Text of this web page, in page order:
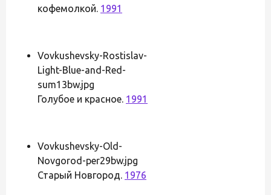
кофемолкой. 1991
Vovkushevsky-Rostislav-
Light-Blue-and-Red-
sum13bw.jpg
Голубое и красное. 1991
Vovkushevsky-Old-
Novgorod-per29bw.jpg
Старый Новгород. 1976